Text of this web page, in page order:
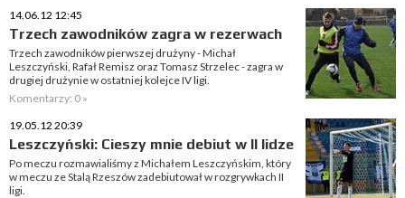
14.06.12 12:45
Trzech zawodników zagra w rezerwach
Trzech zawodników pierwszej drużyny - Michał
Leszczyński, Rafał Remisz oraz Tomasz Strzelec - zagra w
drugiej drużynie w ostatniej kolejce IV ligi.
Komentarzy: 0 »
19.05.12 20:39
Leszczyński: Cieszy mnie debiut w II lidze
Po meczu rozmawialiśmy z Michałem Leszczyńskim, który
w meczu ze Stalą Rzeszów zadebiutował w rozgrywkach II
ligi.